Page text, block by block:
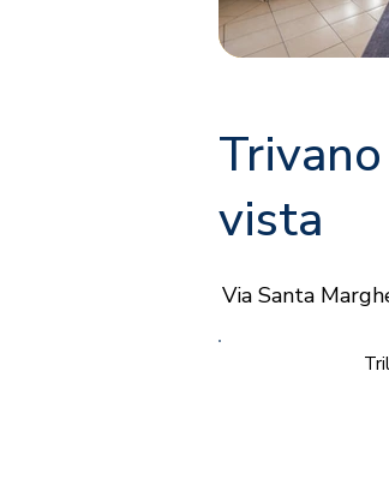
vista
Via Santa